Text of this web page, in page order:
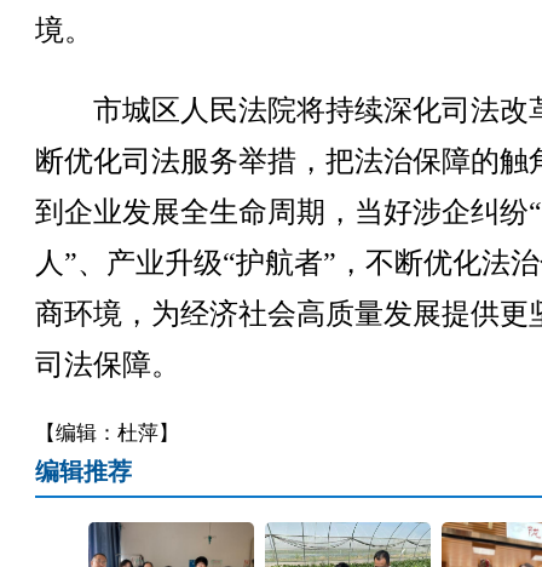
境。
市城区人民法院将持续深化司法改
断优化司法服务举措，把法治保障的触
到企业发展全生命周期，当好涉企纠纷
人”、产业升级“护航者”，不断优化法
商环境，为经济社会高质量发展提供更
司法保障。
【编辑：杜萍】
编辑推荐